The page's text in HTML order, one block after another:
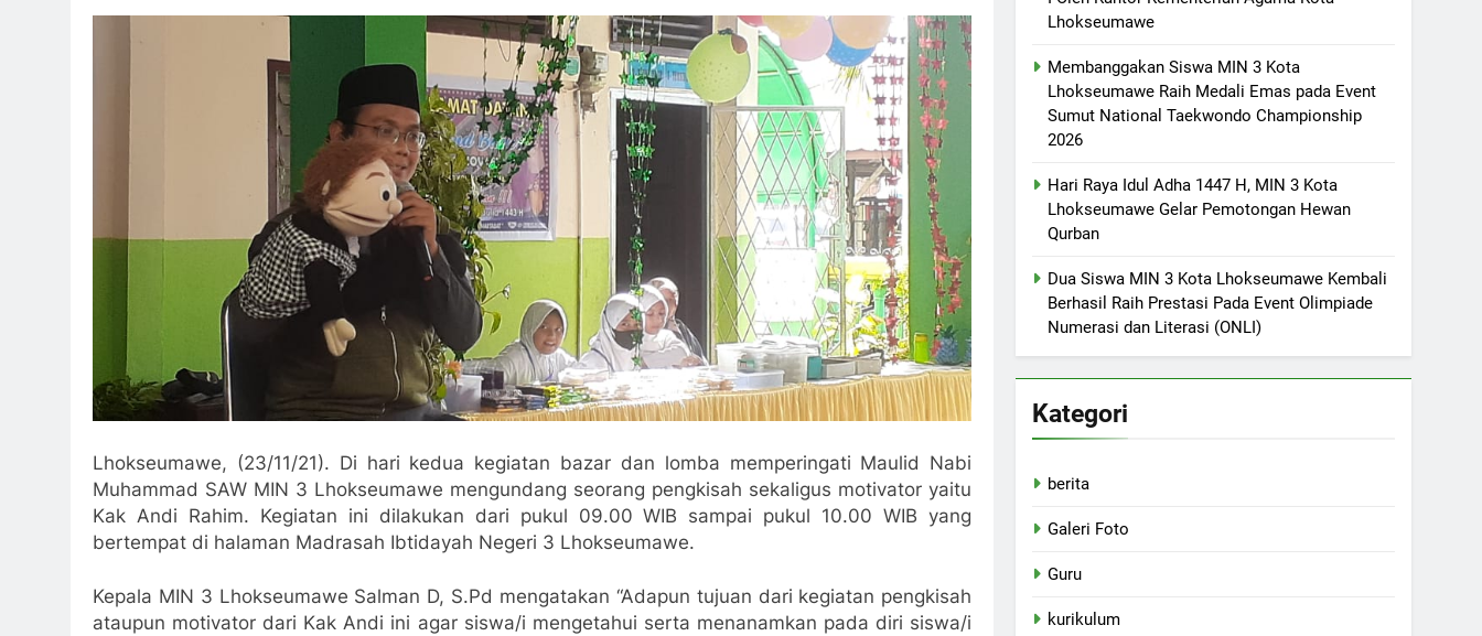
Lhokseumawe, (23/11/21). Di hari kedua kegiatan bazar dan lomba memperingati Maulid Nabi
Muhammad SAW MIN 3 Lhokseumawe mengundang seorang pengkisah sekaligus motivator yaitu
Kak Andi Rahim. Kegiatan ini dilakukan dari pukul 09.00 WIB sampai pukul 10.00 WIB yang
bertempat di halaman Madrasah Ibtidayah Negeri 3 Lhokseumawe.
Kepala MIN 3 Lhokseumawe Salman D, S.Pd mengatakan “Adapun tujuan dari kegiatan pengkisah
ataupun motivator dari Kak Andi ini agar siswa/i mengetahui serta menanamkan pada diri siswa/i
Lhokseumawe
Membanggakan Siswa MIN 3 Kota
Lhokseumawe Raih Medali Emas pada Event
Sumut National Taekwondo Championship
2026
Hari Raya Idul Adha 1447 H, MIN 3 Kota
Lhokseumawe Gelar Pemotongan Hewan
Qurban
Dua Siswa MIN 3 Kota Lhokseumawe Kembali
Berhasil Raih Prestasi Pada Event Olimpiade
Numerasi dan Literasi (ONLI)
Kategori
berita
Galeri Foto
Guru
kurikulum